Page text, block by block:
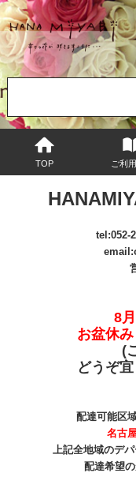
TOP ご利
tel:052-
email
8
お盆休
(
どうぞ
配達可能区
名古
上記全地域のデ
配達希望